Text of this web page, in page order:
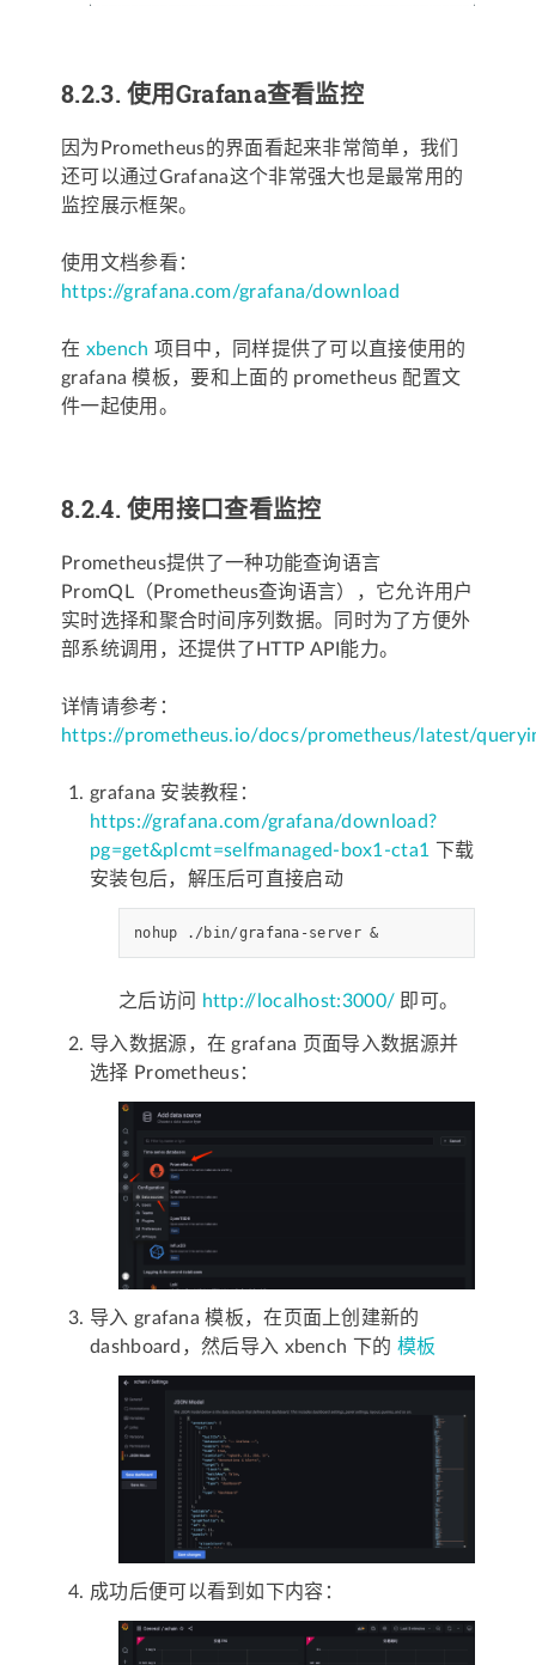
8.2.3.使用Grafana查看监控
因为Prometheus的界面看起来非常简单，我们
还可以通过Grafana这个非常强大也是最常用的
监控展示框架。
使用文档参看：
https://grafana.com/grafana/download
在 xbench 项目中，同样提供了可以直接使用的
grafana 模板，要和上面的 prometheus 配置文
件一起使用。
8.2.4.使用接口查看监控
Prometheus提供了一种功能查询语言
PromQL（Prometheus查询语言），它允许用户
实时选择和聚合时间序列数据。同时为了方便外
部系统调用，还提供了HTTP API能力。
详情请参考：
https://prometheus.io/docs/prometheus/latest/
grafana 安装教程：
https://grafana.com/grafana/download?
pg=get&plcmt=selfmanaged-box1-cta1 下载
安装包后，解压后可直接启动
nohup ./bin/grafana-server &
之后访问 http://localhost:3000/ 即可。
导入数据源，在 grafana 页面导入数据源并
选择 Prometheus：
导入 grafana 模板，在页面上创建新的
dashboard，然后导入 xbench 下的 模板
成功后便可以看到如下内容：